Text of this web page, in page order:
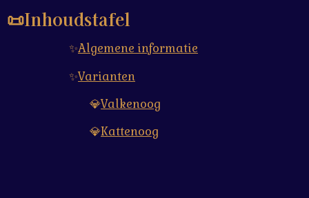
📜Inhoudstafel
✨Algemene informatie
✨Varianten
💎Valkenoog
💎Kattenoog